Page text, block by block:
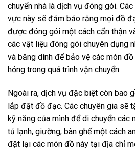
chuyển nhà là dịch vụ đóng gói.
vực này sẽ đảm bảo rằng mọi đồ
được đóng gói một cách cẩn thận
các vật liệu đóng gói chuyên dụng
và băng dính để bảo vệ các món
hỏng trong quá trình vận chuyển.
Ngoài ra, dịch vụ đặc biệt còn bao
lắp đặt đồ đạc. Các chuyên gia sẽ
kỹ năng của mình để di chuyển các
tủ lạnh, giường, bàn ghế một cách
đặt lại các món đồ này tại địa chỉ